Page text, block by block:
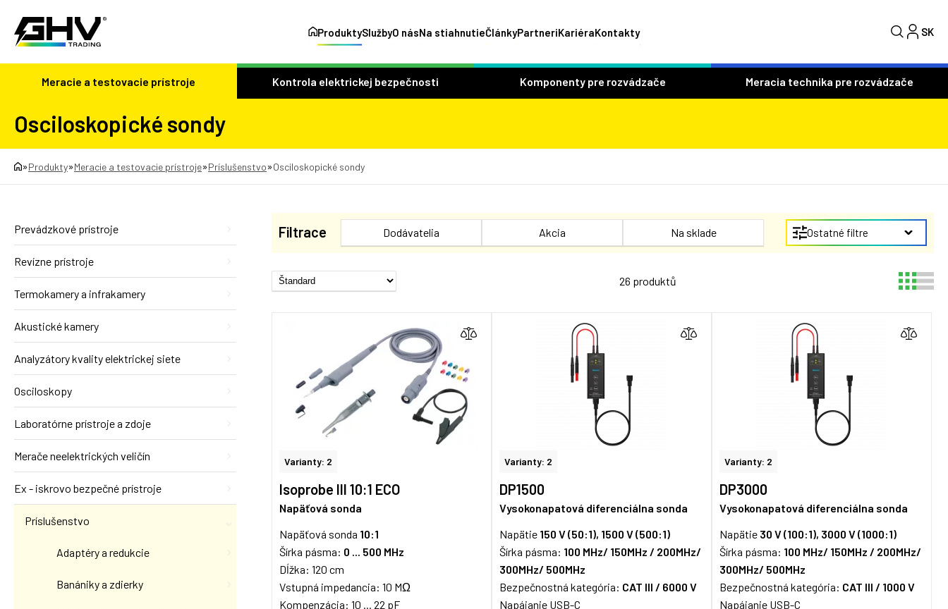
ProduktySlužbyO násNa stiahnutieČlánkyPartneriKariéraKontakty SK
Meracie a testovacie prístroje Kontrola elektrickej bezpečnosti Komponenty pre rozvádzače Meracia technika pre rozvádzače
Osciloskopické sondy
»Produkty»Meracie a testovacie prístroje»Príslušenstvo»Osciloskopické sondy
Prevádzkové prístroje
Revízne prístroje
Termokamery a infrakamery
Akustické kamery
Analyzátory kvality elektrickej siete
Osciloskopy
Laboratórne prístroje a zdoje
Merače neelektrických veličín
Ex - iskrovo bezpečné prístroje
Príslušenstvo
Adaptéry a redukcie
Banániky a zdierky
Filtrace Dodávatelia Akcia Na sklade Ostatné filtre
26 produktů
Varianty: 2
Isoprobe III 10:1 ECO
Napäťová sonda
Napäťová sonda 10:1
Šírka pásma: 0 ... 500 MHz
Dĺžka: 120 cm
Vstupná impedancia: 10 MΩ
Kompenzácia: 10 ... 22 pF
Varianty: 2
DP1500
Vysokonapatová diferenciálna sonda
Napätie150 V (50:1), 1500 V (500:1)
Šírka pásma: 100 MHz/ 150MHz / 200MHz/
300MHz/ 500MHz
Bezpečnostná kategória: CAT III / 6000 V
Napájanie USB-C
Varianty: 2
DP3000
Vysokonapatová diferenciálna sonda
Napätie30 V (100:1), 3000 V (1000:1)
Šírka pásma: 100 MHz/ 150MHz / 200MHz/
300MHz/ 500MHz
Bezpečnostná kategória: CAT III / 1000 V
Napájanie USB-C